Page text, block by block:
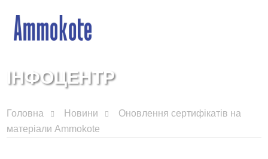
ІНФОЦЕНТР
Головна Новини
Оновлення сертифікатів на
матеріали Ammokote